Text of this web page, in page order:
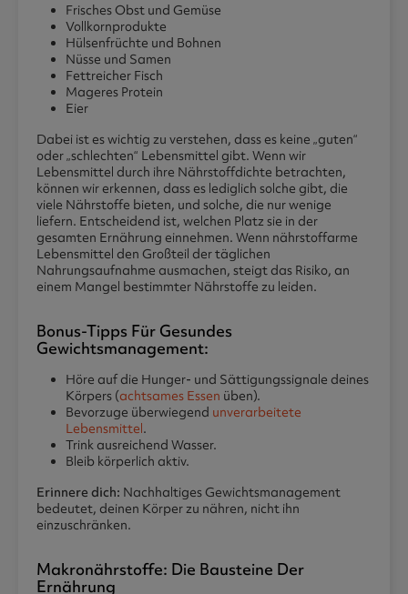
Frisches Obst und Gemüse
Vollkornprodukte
Hülsenfrüchte und Bohnen
Nüsse und Samen
Fettreicher Fisch
Mageres Protein
Eier
Dabei ist es wichtig zu verstehen, dass es keine „guten“
oder „schlechten“ Lebensmittel gibt. Wenn wir
Lebensmittel durch ihre Nährstoffdichte betrachten,
können wir erkennen, dass es lediglich solche gibt, die
viele Nährstoffe bieten, und solche, die nur wenige
liefern. Entscheidend ist, welchen Platz sie in der
gesamten Ernährung einnehmen. Wenn nährstoffarme
Lebensmittel den Großteil der täglichen
Nahrungsaufnahme ausmachen, steigt das Risiko, an
einem Mangel bestimmter Nährstoffe zu leiden.
Bonus-Tipps Für Gesundes
Gewichtsmanagement:
Höre auf die Hunger- und Sättigungssignale deines
Körpers (achtsames Essen üben).
Bevorzuge überwiegend unverarbeitete
Lebensmittel.
Trink ausreichend Wasser.
Bleib körperlich aktiv.
Erinnere dich: Nachhaltiges Gewichtsmanagement
bedeutet, deinen Körper zu nähren, nicht ihn
einzuschränken.
Makronährstoffe: Die Bausteine Der
Ernährung